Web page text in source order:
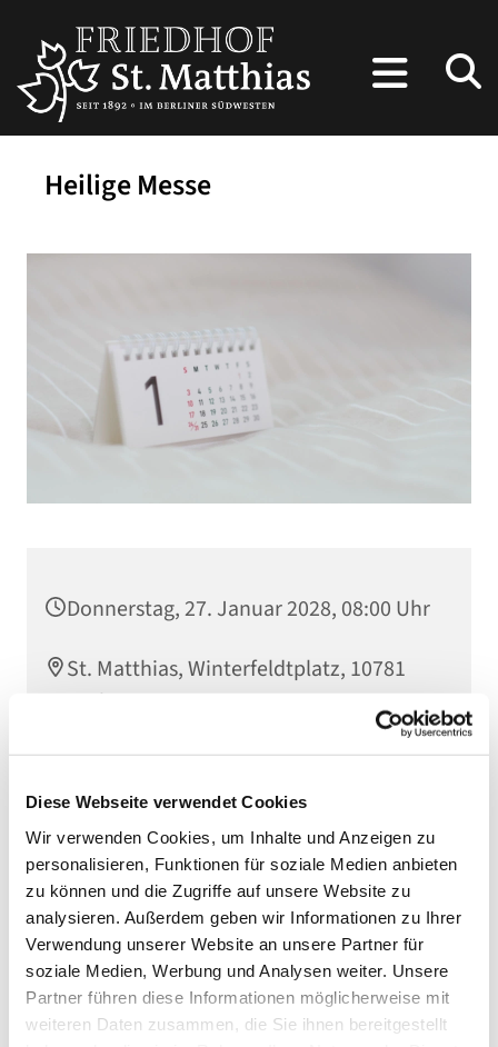
Diese Webseite verwendet Cookies
Wir verwenden Cookies, um Inhalte und Anzeigen zu
personalisieren, Funktionen für soziale Medien anbieten
zu können und die Zugriffe auf unsere Website zu
analysieren. Außerdem geben wir Informationen zu Ihrer
Verwendung unserer Website an unsere Partner für
soziale Medien, Werbung und Analysen weiter. Unsere
Partner führen diese Informationen möglicherweise mit
weiteren Daten zusammen, die Sie ihnen bereitgestellt
Heilige Messe
Donnerstag, 27. Januar 2028, 08:00 Uhr
St. Matthias, Winterfeldtplatz, 10781
Berlin